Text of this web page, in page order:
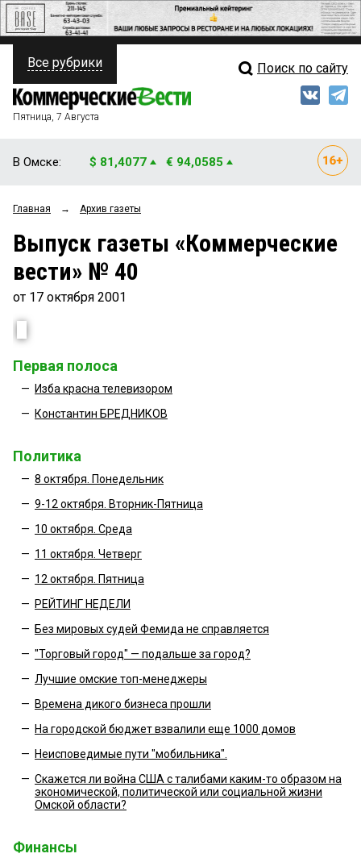
ПОЛИТИКА
ФИНАНСЫ
ОБЩЕСТВО
ЗАКОН
Свежий выпуск
Рейтинги
Все рубрики Поиск по сайту
Пятница, 7 Августа
В Омске: $ 81,4077 € 94,0585
Главная → Архив газеты
Выпуск газеты «Коммерческие
вести» № 40
от 17 октября 2001
Первая полоса
— Изба красна телевизором
— Константин БРЕДНИКОВ
Политика
— 8 октября. Понедельник
— 9-12 октября. Вторник-Пятница
— 10 октября. Среда
— 11 октября. Четверг
— 12 октября. Пятница
— РЕЙТИНГ НЕДЕЛИ
— Без мировых судей Фемида не справляется
— "Торговый город" — подальше за город?
— Лучшие омские топ-менеджеры
— Времена дикого бизнеса прошли
— На городской бюджет взвалили еще 1000 домов
— Неисповедимые пути "мобильника".
— Скажется ли война США с талибами каким-то образом на
экономической, политической или социальной жизни
Омской области?
Финансы